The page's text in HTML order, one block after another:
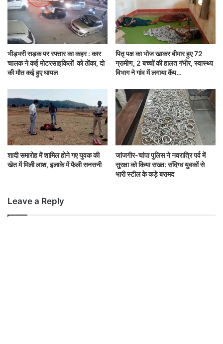
भीड़भरी सड़क पर रफ्तार का कहर : कार
चालक ने कई मोटरसाइकिलाें को ठोंका, दो
की मौत कई हुए घायल
पितृ पक्ष का भोज खाकर बीमार हुए 72
ग्रामीण, 2 बच्चों की हालत गंभीर, स्वास्थ्य
विभाग ने गांव में लगाया कैंप…
शादी समारोह में शामिल होने गए युवक की
खेत में मिली लाश, इलाके में फैली सनसनी
जांजगीर-चांपा पुलिस ने नवरात्रि पर्व में
सुरक्षा को किया सख्त: संदिग्ध युवकों से
भारी स्टील के कड़े बरामद
Leave a Reply